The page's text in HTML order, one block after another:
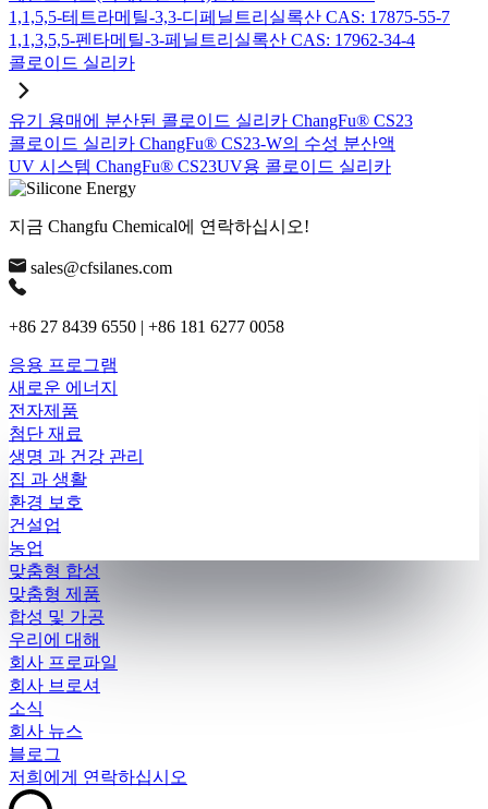
1,1,5,5-테트라메틸-3,3-디페닐트리실록산 CAS: 17875-55-7
1,1,3,5,5-펜타메틸-3-페닐트리실록산 CAS: 17962-34-4
콜로이드 실리카
유기 용매에 분산된 콜로이드 실리카 ChangFu® CS23
콜로이드 실리카 ChangFu® CS23-W의 수성 분산액
UV 시스템 ChangFu® CS23UV용 콜로이드 실리카
지금 Changfu Chemical에 연락하십시오!
sales@cfsilanes.com
+86 27 8439 6550 | +86 181 6277 0058
응용 프로그램
새로운 에너지
전자제품
첨단 재료
생명 과 건강 관리
집 과 생활
환경 보호
건설업
농업
맞춤형 합성
맞춤형 제품
합성 및 가공
우리에 대해
회사 프로파일
회사 브로셔
소식
회사 뉴스
블로그
저희에게 연락하십시오